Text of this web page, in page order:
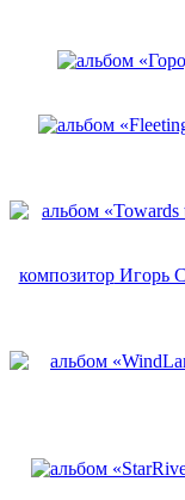
композиторИгорь